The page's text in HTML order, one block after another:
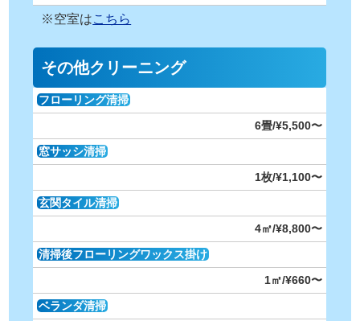
※空室はこちら
その他クリーニング
フローリング清掃
6畳/¥5,500〜
窓サッシ清掃
1枚/¥1,100〜
玄関タイル清掃
4㎡/¥8,800〜
清掃後フローリングワックス掛け
1㎡/¥660〜
ベランダ清掃